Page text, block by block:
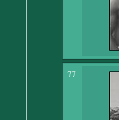
77